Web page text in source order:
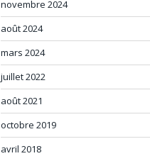
novembre 2024
août 2024
mars 2024
juillet 2022
août 2021
octobre 2019
avril 2018